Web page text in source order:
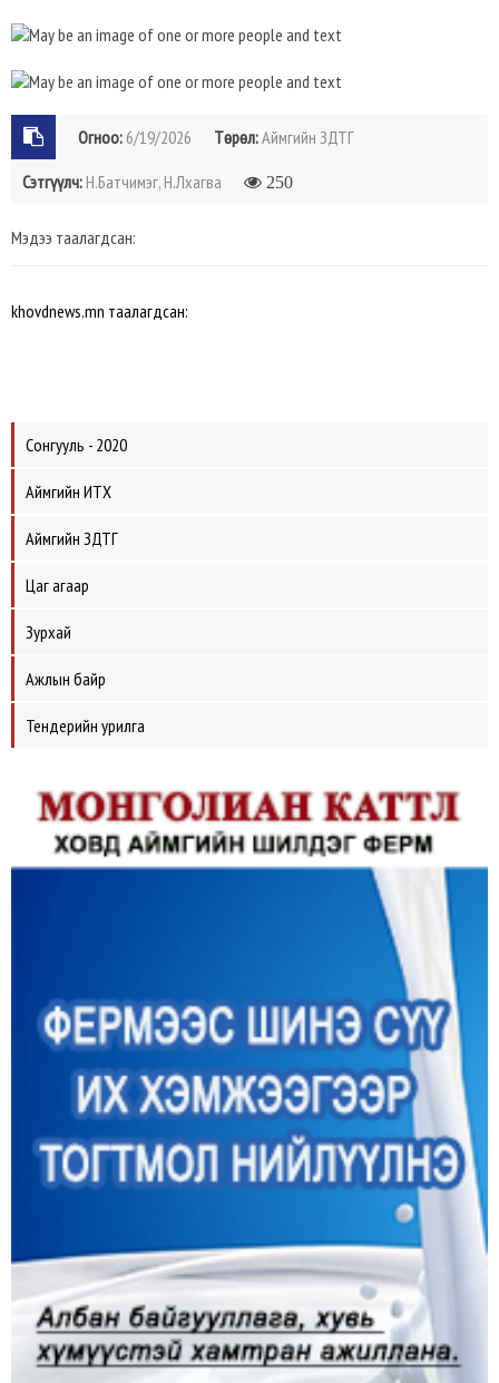
Огноо: 6/19/2026 Төрөл:Аймгийн ЗДТГ
Сэтгүүлч: Н.Батчимэг, Н.Лхагва 250
Мэдээ таалагдсан:
khovdnews.mn таалагдсан:
Сонгууль - 2020
Аймгийн ИТХ
Аймгийн ЗДТГ
Цаг агаар
Зурхай
Ажлын байр
Тендерийн урилга